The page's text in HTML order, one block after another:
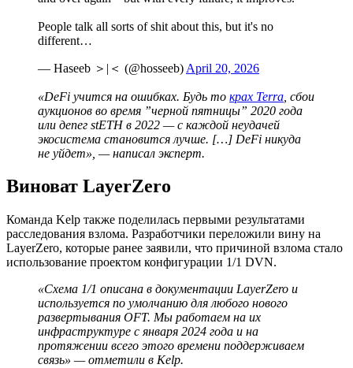
People talk all sorts of shit about this, but it's no
different…
— Haseeb ＞|＜ (@hosseeb) April 20, 2026
«DeFi учится на ошибках. Будь то крах Terra , сбои
аукционов во время ”черной пятницы” 2020 года
или депег stETH в 2022 — с каждой неудачей
экосистема становится лучше. […] DeFi никуда
не уйдет», — написал эксперт.
Виноват LayerZero
Команда Kelp также поделилась первыми результатами
расследования взлома. Разработчики переложили вину на
LayerZero, которые ранее заявили, что причиной взлома стало
использование проектом конфигурации 1/1 DVN.
«Схема 1/1 описана в документации LayerZero и
используется по умолчанию для любого нового
развертывания OFT. Мы работаем на их
инфраструктуре с января 2024 года и на
протяжении всего этого времени поддерживаем
связь» — отметили в Kelp.